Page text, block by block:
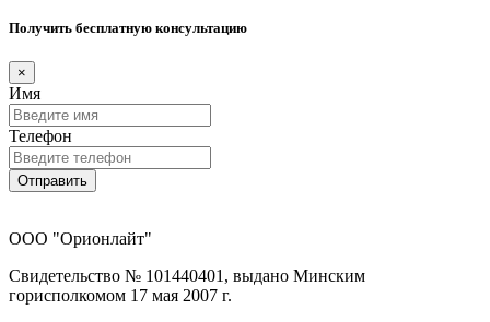
Получить бесплатную консультацию
×
Имя
Телефон
Отправить
ООО "Орионлайт"
Свидетельство № 101440401, выдано Минским
горисполкомом 17 мая 2007 г.